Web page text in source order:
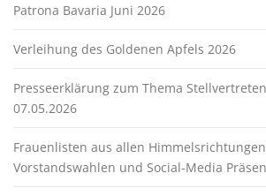
Patrona Bavaria Juni 2026
Verleihung des Goldenen Apfels 2026
Presseerklärung zum Thema
07.05.2026
Frauenlisten aus allen
Vorstandswahlen und Social-Media